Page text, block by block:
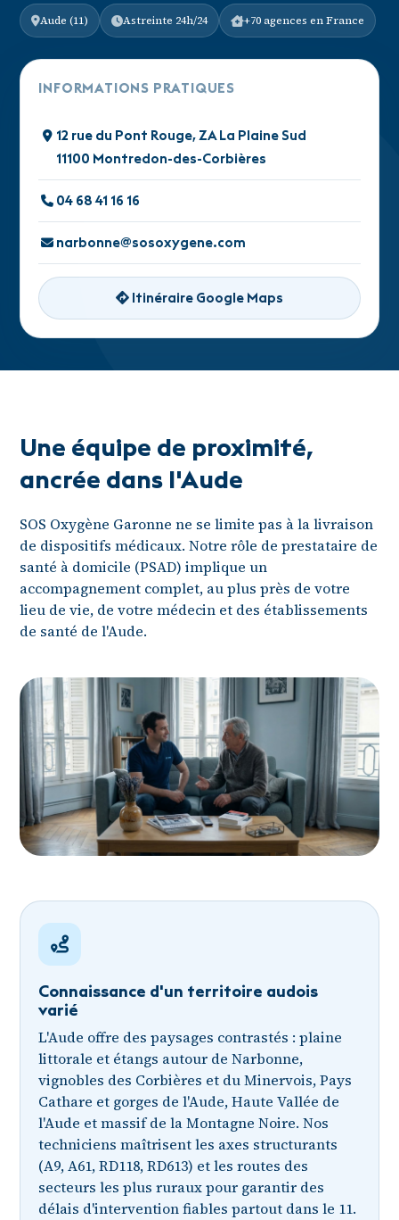
Aude (11) Astreinte 24h/24 +70 agences en France
INFORMATIONS PRATIQUES
12 rue du Pont Rouge, ZA La Plaine Sud
11100 Montredon-des-Corbières
04 68 41 16 16
narbonne@sosoxygene.com
Itinéraire Google Maps
Une équipe de proximité,
ancrée dans l'Aude
SOS Oxygène Garonne ne se limite pas à la livraison
de dispositifs médicaux. Notre rôle de prestataire de
santé à domicile (PSAD) implique un
accompagnement complet, au plus près de votre
lieu de vie, de votre médecin et des établissements
de santé de l'Aude.
Connaissance d'un territoire audois
varié
L'Aude offre des paysages contrastés : plaine
littorale et étangs autour de Narbonne,
vignobles des Corbières et du Minervois, Pays
Cathare et gorges de l'Aude, Haute Vallée de
l'Aude et massif de la Montagne Noire. Nos
techniciens maîtrisent les axes structurants
(A9, A61, RD118, RD613) et les routes des
secteurs les plus ruraux pour garantir des
délais d'intervention fiables partout dans le 11.